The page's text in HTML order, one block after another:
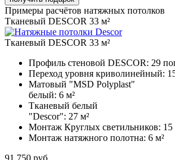
Примеры расчётов натяжных потолков
Тканевый DESCOR 33 м²
Тканевый DESCOR 33 м²
Профиль стеновой DESCOR: 29
Переход уровня криволинейный:
Матовый "MSD Polyplast"
белый: 6 м²
Тканевый белый
"Descor": 27 м²
Монтаж Круглых светильников: 15
Монтаж натяжного полотна: 6 м²
91 750 руб.